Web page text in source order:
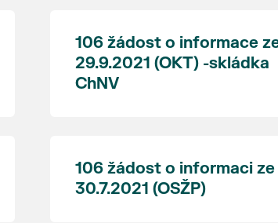
106 žádost o informace
29.9.2021 (OKT) -skládka
ChNV
106 žádost o informaci ze
30.7.2021 (OSŽP)